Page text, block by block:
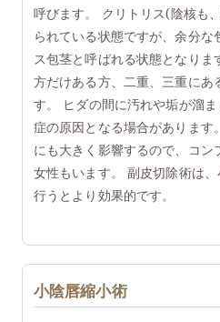
呼びます。 クリトリス(陰核も
られている状態ですが、余分な
ス包茎と呼ばれる状態となり
方だけある方、二重、三重にあ
す。 ヒダの間に汚れや垢が溜
症の原因となる場合があります
にも大きく影響するので、コン
女性もいます。 副皮切除術は
行うとより効果的です。
小陰唇縮小術